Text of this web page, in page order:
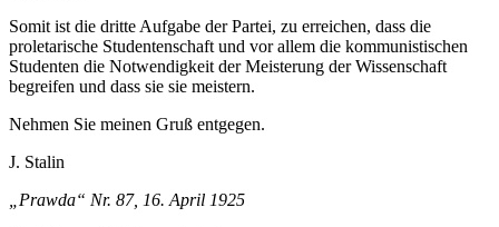
Somit ist die dritte Aufgabe der Partei, zu erreichen, dass die
proletarische Studentenschaft und vor allem die kommunistischen
Studenten die Notwendigkeit der Meisterung der Wissenschaft
begreifen und dass sie sie meistern.
Nehmen Sie meinen Gruß entgegen.
J. Stalin
„Prawda“ Nr. 87, 16. April 1925